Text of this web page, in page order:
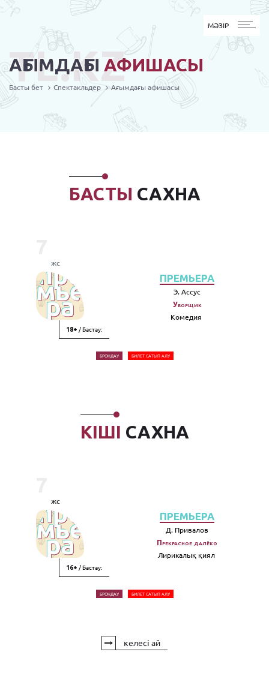
MӘЗІР
МӘЗІР
АҒЫМДАҒЫ АФИШАСЫ
TL.KZ
Басты бет Спектакльдер Ағымдағы афишасы
БАСТЫ САХНА
жс
18+ / Бастау:
ПРЕМЬЕРА
Э. Ассус
Уборщик
Комедия
БРОНДАУ БИЛЕТ САТЫП АЛУ
КІШІ САХНА
жс
16+ / Бастау:
ПРЕМЬЕРА
Д. Привалов
Прекрасное далёко
Лирикалық қиял
БРОНДАУ БИЛЕТ САТЫП АЛУ
келесі ай